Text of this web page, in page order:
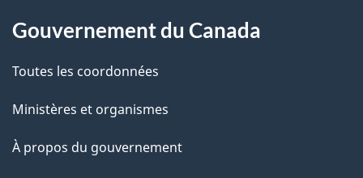
l
a
g
Gouvernement du Canada
Toutes les coordonnées
Ministères et organismes
À propos du gouvernement